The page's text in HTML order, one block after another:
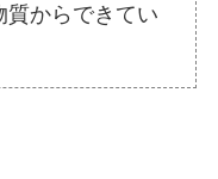
からできてい